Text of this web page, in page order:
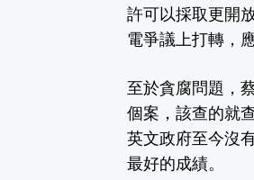
許可以採取更開
電爭議上打轉，
至於貪腐問題，
個案，該查的就
英文政府至今沒
最好的成績。